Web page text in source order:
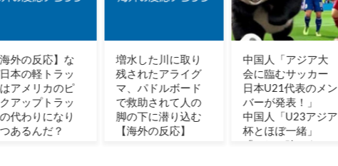
増水した川に取り
残されたアライグ
マ、パドルボード
で救助されて人の
脚の下に潜り込む
【海外の反応】
中国人「アジア大
会に臨むサッカー
日本U21代表のメン
バーが発表！」
中国人「U23アジア
杯とほぼ一緒」
海外の反応：韓国
サッカー協会、国
際審判員らを性接
待